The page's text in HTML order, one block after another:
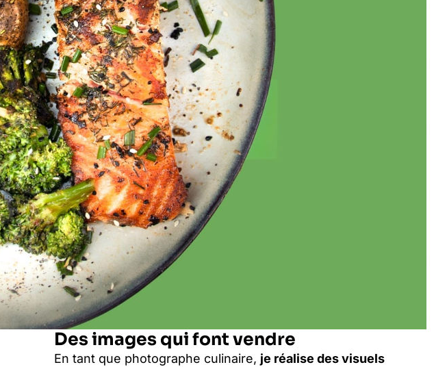
Des images qui font vendre
En tant que photographe culinaire, je réalise des visuels